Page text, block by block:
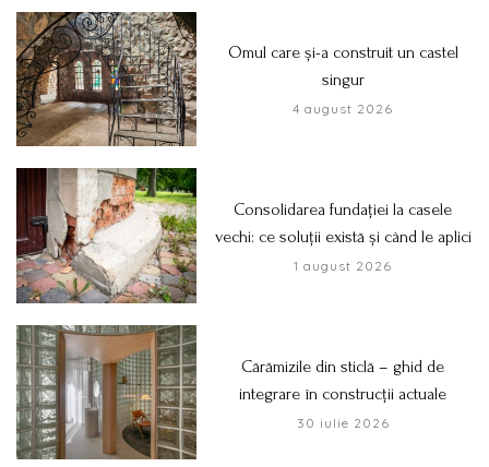
Omul care și-a construit un castel
singur
4 august 2026
Consolidarea fundației la casele
vechi: ce soluții există și când le aplici
1 august 2026
Cărămizile din sticlă – ghid de
integrare în construcții actuale
30 iulie 2026